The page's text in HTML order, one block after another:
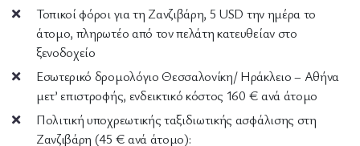
Τοπικοί φόροι για τη Ζανζιβάρη, 5 USD την ημέρα το
άτομο, πληρωτέο από τον πελάτη κατευθείαν στο
ξενοδοχείο
Εσωτερικό δρομολόγιο Θεσσαλονίκη/ Ηράκλειο – Αθήνα
μετ’ επιστροφής, ενδεικτικό κόστος 160 € ανά άτομο
Πολιτική υποχρεωτικής ταξιδιωτικής ασφάλισης στη
Ζανζιβάρη (45 € ανά άτομο):